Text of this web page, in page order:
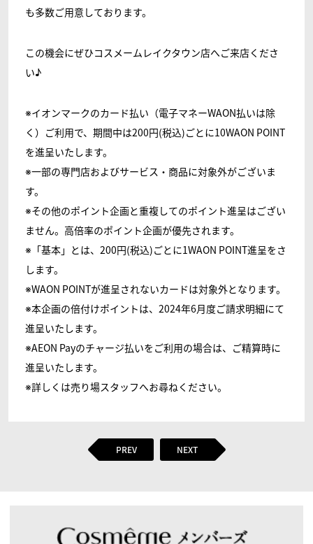
も多数ご用意しております。
この機会にぜひコスメームレイクタウン店へご来店くださ
い♪
※イオンマークのカード払い（電子マネーWAON払いは除
く）ご利用で、期間中は200円(税込)ごとに10WAON POINT
を進呈いたします。
※一部の専門店およびサービス・商品に対象外がございま
す。
※その他のポイント企画と重複してのポイント進呈はござい
ません。高倍率のポイント企画が優先されます。
※「基本」とは、200円(税込)ごとに1WAON POINT進呈をさ
します。
※WAON POINTが進呈されないカードは対象外となります。
※本企画の倍付けポイントは、2024年6月度ご請求明細にて
進呈いたします。
※AEON Payのチャージ払いをご利用の場合は、ご精算時に
進呈いたします。
※詳しくは売り場スタッフへお尋ねください。
PREV NEXT